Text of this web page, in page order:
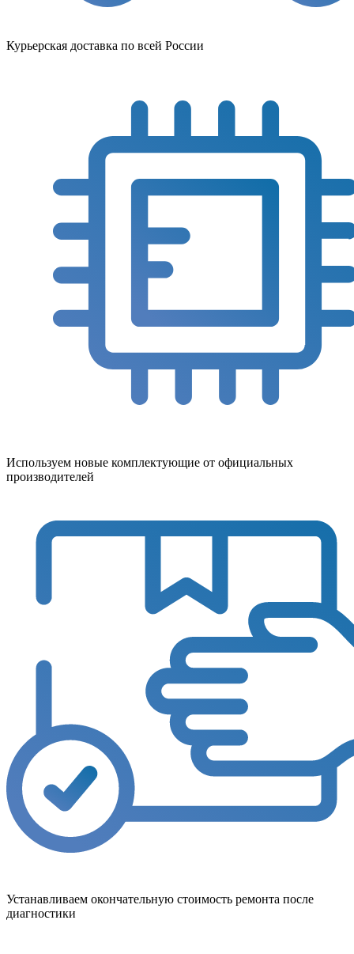
Курьерская доставка по всей России
Используем новые комплектующие от официальных
производителей
Устанавливаем окончательную стоимость ремонта после
диагностики